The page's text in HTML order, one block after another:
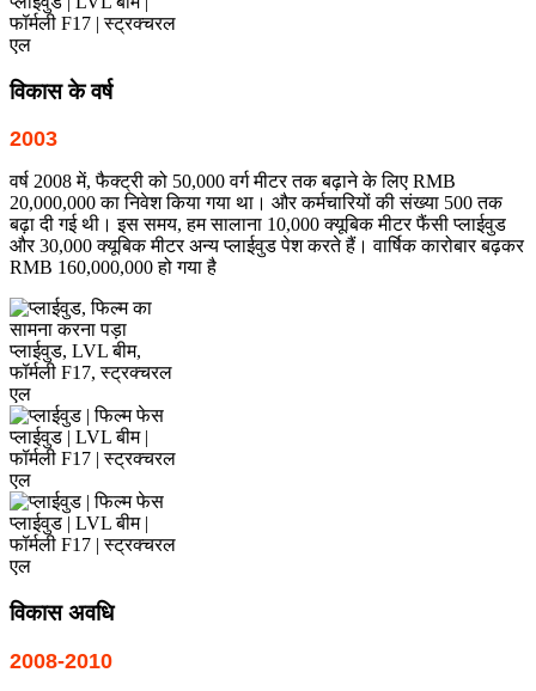
विकास के वर्ष
2003
वर्ष 2008 में, फैक्ट्री को 50,000 वर्ग मीटर तक बढ़ाने के लिए RMB
20,000,000 का निवेश किया गया था। और कर्मचारियों की संख्या 500 तक
बढ़ा दी गई थी। इस समय, हम सालाना 10,000 क्यूबिक मीटर फैंसी प्लाईवुड
और 30,000 क्यूबिक मीटर अन्य प्लाईवुड पेश करते हैं। वार्षिक कारोबार बढ़कर
RMB 160,000,000 हो गया है
विकास अवधि
2008-2010